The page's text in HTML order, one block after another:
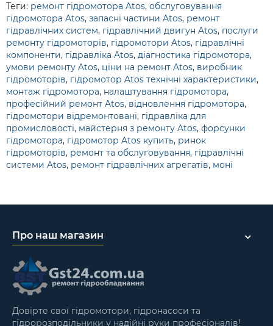
Теги: ремонт гідромотора Atos, обслуговування
гідромотора Atos, запасні частини Atos, ремонт
гідравлічних систем, гідравлічний двигун Atos, послуги
ремонту гідромоторів, гідромотори Atos, гідравлічні
компоненти, гідравліка Atos, діагностика гідромотора,
умови ремонту Atos, ціни на ремонт Atos, виробник
гідромоторів, гідромотор Atos технічні характеристики,
монтаж гідромотора, налаштування гідромотора,
професійний ремонт Atos, відновлення гідромотора,
гідромотори відремонтовані, гідравліка для
промисловості, майстерня з ремонту Atos, форсунки
гідромотора, гідромотор Atos купить, ринок
гідромоторів, ремонт та обслуговування, гідравлічні
системи Atos, ремонт гідравлічних агрегатів, моні
Про наш магазин
Довірте свої гідромотори, гідронасоси та
гідророзподільники у надійні руки професіоналів!